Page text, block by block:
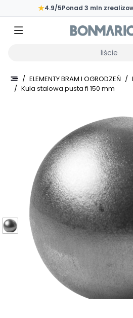
Przejdź do głównej zawartości strony
★4.9/5Ponad 3 mln
/ ELEMENTY BRAM I OGRODZEŃ /
/ Kula stalowa pusta fi 150 mm